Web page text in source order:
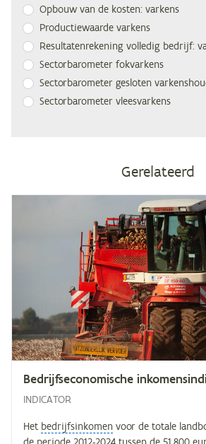
Op­bouw van de kos­ten: varkens
Pro­duc­tie­waar­de varkens
Re­sul­ta­ten­re­ke­ning vol­le­dig be­drijf:
Sec­tor­ba­ro­me­ter fokvarkens
Sec­tor­ba­ro­me­ter ge­slo­ten
Sec­tor­ba­ro­me­ter vleesvarkens
Gerelateerd
Be­drijfs­eco­no­mi­sche
INDICATOR
Het bedrijfsinkomen voor de totale